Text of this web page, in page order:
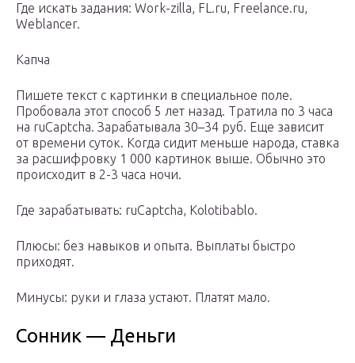
Где искать задания: Work-zilla, FL.ru, Freelance.ru,
Weblancer.
Капча
Пишете текст с картинки в специальное поле.
Пробовала этот способ 5 лет назад. Тратила по 3 часа
на ruCaptcha. Зарабатывала 30–34 руб. Еще зависит
от времени суток. Когда сидит меньше народа, ставка
за расшифровку 1 000 картинок выше. Обычно это
происходит в 2-3 часа ночи.
Где зарабатывать: ruCaptcha, Kolotibablo.
Плюсы: без навыков и опыта. Выплаты быстро
приходят.
Минусы: руки и глаза устают. Платят мало.
Сонник — Деньги